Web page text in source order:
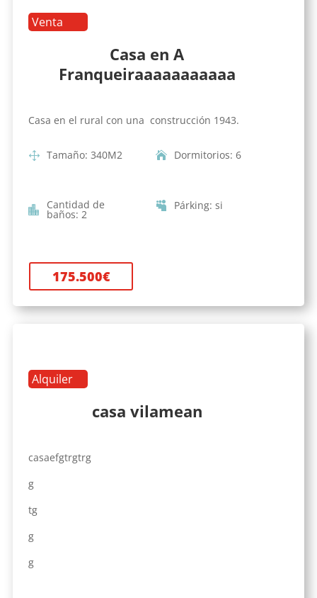
Venta
Casa en A
Franqueiraaaaaaaaaaa
Casa en el rural con una construcción 1943.
Tamaño: 340M2 Dormitorios: 6
Cantidad de
baños: 2
Párking: si
175.500€
Alquiler
casa vilamean
casaefgtrgtrg
g
tg
g
g